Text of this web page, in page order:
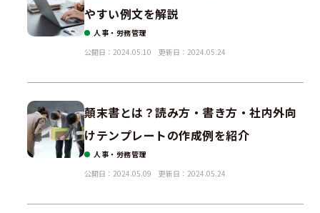
やすい例文を解説
人事・労務管理
公開日：2024.05.10
更新日：2024.05.24
顛末書とは？読み方・書き方・社内外向
けテンプレートの作成例を紹介
人事・労務管理
公開日：2024.05.09
更新日：2024.05.24